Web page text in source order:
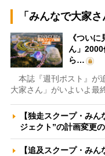
「みんなで大家
《つい
ん」2000
ら…
本誌『週刊ポスト』が
大家さん」がいよいよ最
【独走スクープ・み
ジェクト”の計画変更
【追及スクープ・み